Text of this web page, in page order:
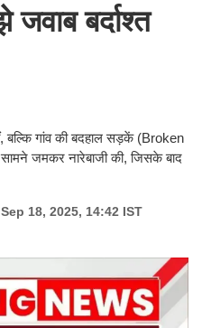
बर्दाश्त
बल्कि गांव की बदहाल सड़कें (Broken
जमकर नारेबाजी की, जिसके बाद
18, 2025, 14:42 IST